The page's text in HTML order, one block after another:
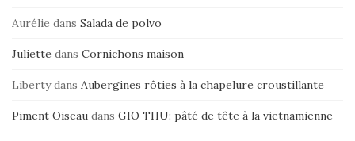
Aurélie dans Salada de polvo
Juliette dans Cornichons maison
Libertydans Aubergines rôties à la chapelure croustillante
Piment Oiseau dans GIO THU: pâté de tête à la vietnamienne